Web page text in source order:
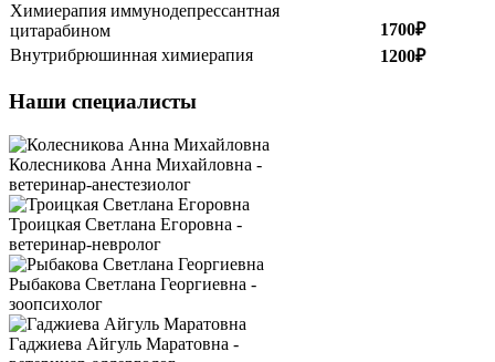
Химиерапия иммунодепрессантная
цитарабином
1700₽
Внутрибрюшинная химиерапия
1200₽
Наши специалисты
Колесникова Анна Михайловна -
ветеринар-анестезиолог
Троицкая Светлана Егоровна -
ветеринар-невролог
Рыбакова Светлана Георгиевна -
зоопсихолог
Гаджиева Айгуль Маратовна -